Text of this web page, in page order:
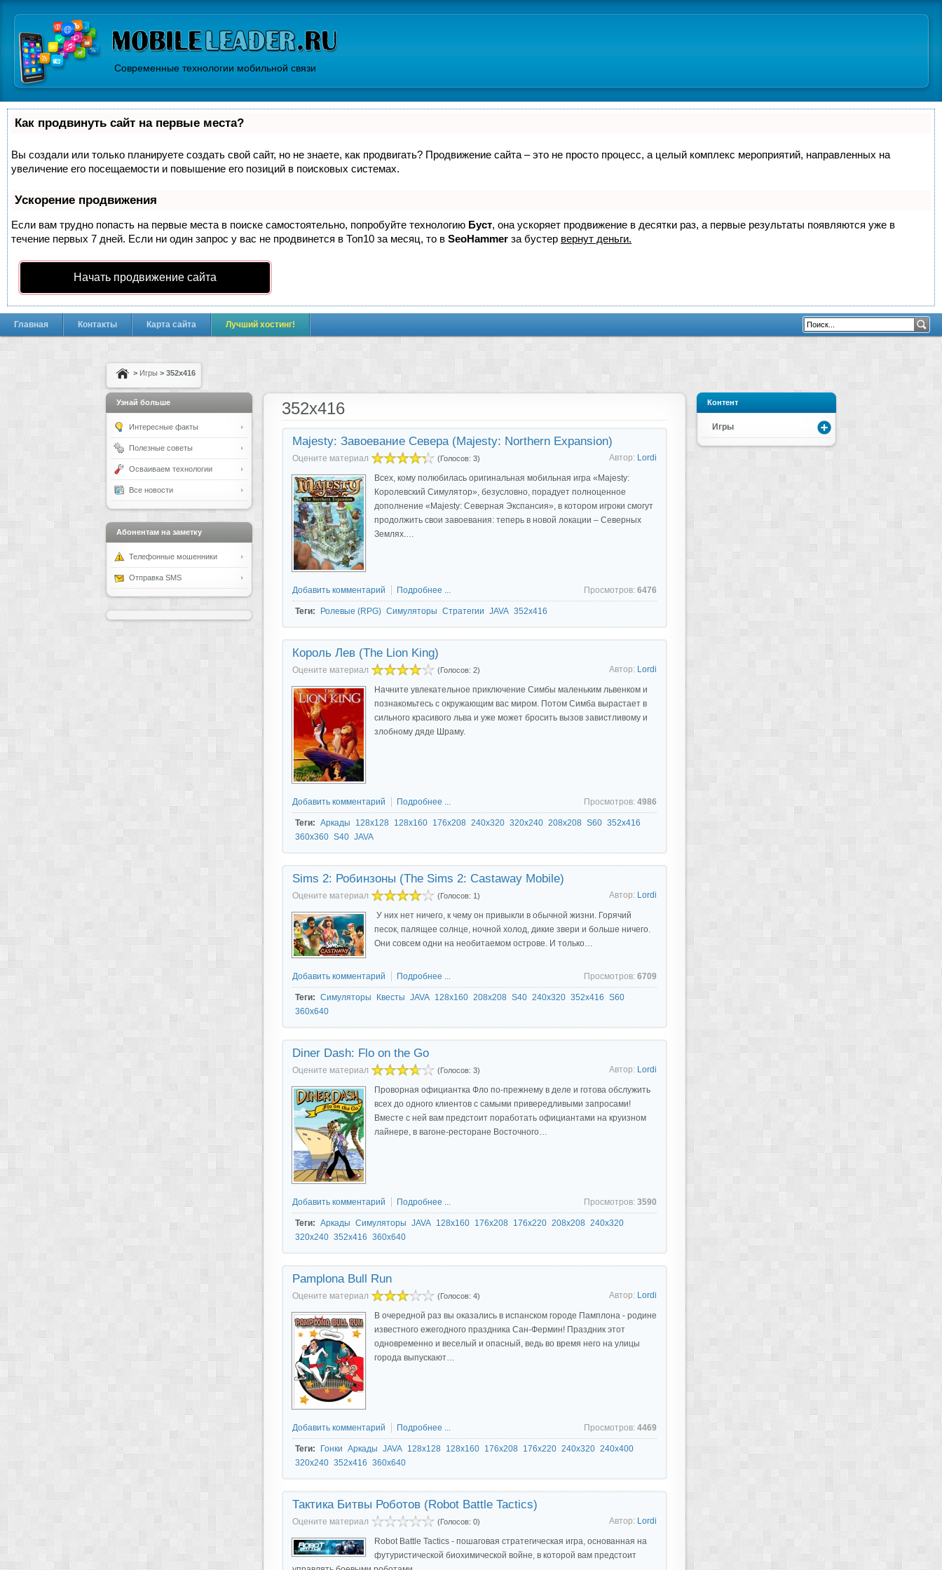
Современные технологии мобильной связи
Как продвинуть сайт на первые места?
Вы создали или только планируете создать свой сайт, но не знаете, как продвигать? Продвижение сайта – это не просто процесс, а целый комплекс мероприятий, направленных на
увеличение его посещаемости и повышение его позиций в поисковых системах.
Ускорение продвижения
Если вам трудно попасть на первые места в поиске самостоятельно, попробуйте технологию Буст, она ускоряет продвижение в десятки раз, а первые результаты появляются уже в
течение первых 7 дней. Если ни один запрос у вас не продвинется в Топ10 за месяц, то в SeoHammer за бустер вернут деньги.
Начать продвижение сайта
Главная Контакты Карта сайта Лучший хостинг!
> Игры > 352x416
352x416
Majesty: Завоевание Севера (Majesty: Northern Expansion)
Автор: Lordi
Оцените материал (Голосов: 3)
Всех, кому полюбилась оригинальная мобильная игра «Majesty:
Королевский Симулятор», безусловно, порадует полноценное
дополнение «Majesty: Северная Экспансия», в котором игроки смогут
продолжить свои завоевания: теперь в новой локации – Северных
Землях.…
Просмотров:6476
Добавить комментарий Подробнее ...
Теги: Ролевые (RPG) Симуляторы Стратегии JAVA 352x416
Король Лев (The Lion King)
Автор: Lordi
Оцените материал (Голосов: 2)
Начните увлекательное приключение Симбы маленьким львенком и
познакомьтесь с окружающим вас миром. Потом Симба вырастает в
сильного красивого льва и уже может бросить вызов завистливому и
злобному дяде Шраму.
Просмотров:4986
Добавить комментарий Подробнее ...
Теги: Аркады 128x128 128x160 176x208 240x320 320x240 208x208 S60 352x416
360x360 S40 JAVA
Sims 2: Робинзоны (The Sims 2: Castaway Mobile)
Автор: Lordi
Оцените материал (Голосов: 1)
У них нет ничего, к чему он привыкли в обычной жизни. Горячий
песок, палящее солнце, ночной холод, дикие звери и больше ничего.
Они совсем одни на необитаемом острове. И только…
Просмотров:6709
Добавить комментарий Подробнее ...
Теги: Симуляторы Квесты JAVA 128x160 208x208 S40 240x320 352x416 S60
360x640
Diner Dash: Flo on the Go
Автор: Lordi
Оцените материал (Голосов: 3)
Проворная официантка Фло по-прежнему в деле и готова обслужить
всех до одного клиентов с самыми привередливыми запросами!
Вместе с ней вам предстоит поработать официантами на круизном
лайнере, в вагоне-ресторане Восточного…
Просмотров:3590
Добавить комментарий Подробнее ...
Теги: Аркады Симуляторы JAVA 128x160 176x208 176x220 208x208 240x320
320x240 352x416 360x640
Pamplona Bull Run
Автор: Lordi
Оцените материал (Голосов: 4)
В очередной раз вы оказались в испанском городе Памплона - родине
известного ежегодного праздника Сан-Фермин! Праздник этот
одновременно и веселый и опасный, ведь во время него на улицы
города выпускают…
Просмотров:4469
Добавить комментарий Подробнее ...
Теги: Гонки Аркады JAVA 128x128 128x160 176x208 176x220 240x320 240x400
320x240 352x416 360x640
Тактика Битвы Роботов (Robot Battle Tactics)
Автор: Lordi
Оцените материал (Голосов: 0)
Robot Battle Tactics - пошаговая стратегическая игра, основанная на
футуристической биохимической войне, в которой вам предстоит
Контент
Игры
Узнай больше
Интересные факты
Полезные советы
Осваиваем технологии
Все новости
Абонентам на заметку
Телефонные мошенники
Отправка SMS